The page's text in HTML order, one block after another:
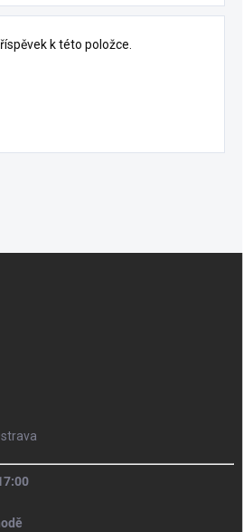
k této položce.